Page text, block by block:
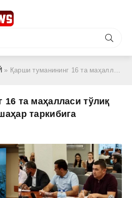
» Қарши туманининг 16 та маҳаллаcи тўлиқ ва қисман Қарши шаҳар таркибига ўтказилмоқда
та маҳаллаcи тўлиқ
таркибига